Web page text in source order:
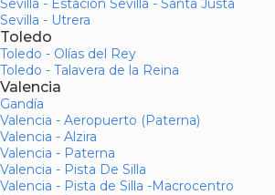
Sevilla - Estación Sevilla - Santa Justa
Sevilla - Utrera
Toledo
Toledo - Olías del Rey
Toledo - Talavera de la Reina
Valencia
Gandía
Valencia - Aeropuerto (Paterna)
Valencia - Alzira
Valencia - Paterna
Valencia - Pista De Silla
Valencia - Pista de Silla -Macrocentro